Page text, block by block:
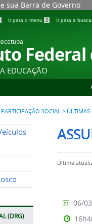
sua Barra de Governo
Ir para o menu 2 Ir para a busca
Federal
EDUCAÇÃO
PARTICIPAÇÃO SOCIAL > ÚLTIMAS
(DRG)
Última
06/